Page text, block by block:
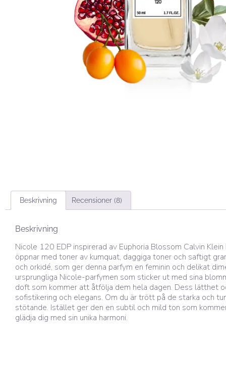
Beskrivning Recensioner (8)
Beskrivning
Nicole 120 EDP inspirerad av Euphoria Blossom Calvin Klein
öppnar med toner av kumquat, daggiga toner och saftigt
och orkidé, som ger denna parfym en feminin och delikat
ursprungliga Nicole-parfymen som sticker ut med sina
doft som kommer att åtfölja dem hela dagen. Dess lätthet
sofistikering och elegans. Om du är trött på de starka och
stötande. Istället ger den en subtil och mild ton som
glädja dig med sin unika harmoni.